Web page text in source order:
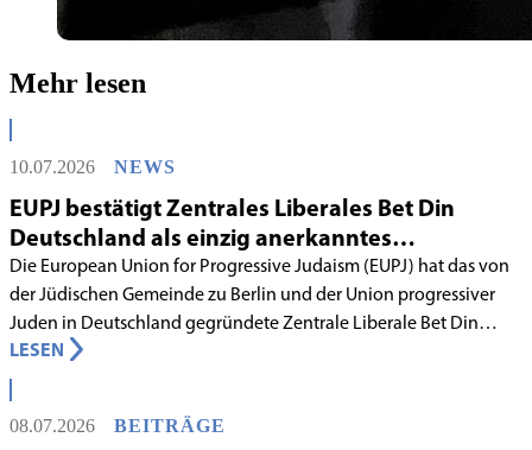
Mehr lesen
10.07.2026 NEWS
EUPJ bestätigt Zentrales Liberales Bet Din
Deutschland als einzig anerkanntes
liberales Rabbinatsgericht
Die European Union for Progressive Judaism (EUPJ) hat das von
der Jüdischen Gemeinde zu Berlin und der Union progressiver
Juden in Deutschland gegründete Zentrale Liberale Bet Din
Deutschland mit Wirkung zum 1. Juni 2026 als anerkanntes
Rabbinatsgericht aufgenommen.
LESEN
08.07.2026 BEITRÄGE